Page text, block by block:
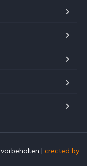
| created by